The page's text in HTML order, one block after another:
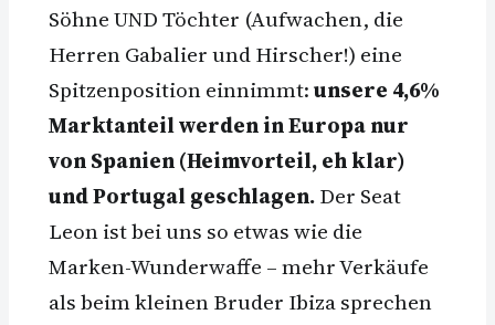
Söhne UND Töchter (Aufwachen, die
Herren Gabalier und Hirscher!) eine
Spitzenposition einnimmt:unsere 4,6%
Marktanteil werden in Europa nur
von Spanien (Heimvorteil, eh klar)
und Portugal geschlagen.Der Seat
Leon ist bei uns so etwas wie die
Marken-Wunderwaffe – mehr Verkäufe
als beim kleinen Bruder Ibiza sprechen